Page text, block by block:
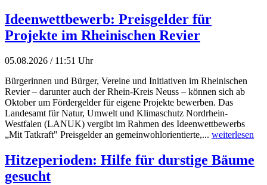
Ideenwettbewerb: Preisgelder für
Projekte im Rheinischen Revier
05.08.2026 / 11:51 Uhr
Bürgerinnen und Bürger, Vereine und Initiativen im Rheinischen
Revier – darunter auch der Rhein-Kreis Neuss – können sich ab
Oktober um Fördergelder für eigene Projekte bewerben. Das
Landesamt für Natur, Umwelt und Klimaschutz Nordrhein-
Westfalen (LANUK) vergibt im Rahmen des Ideenwettbewerbs
„Mit Tatkraft" Preisgelder an gemeinwohlorientierte,... weiterlesen
Hitzeperioden: Hilfe für durstige Bäume
gesucht